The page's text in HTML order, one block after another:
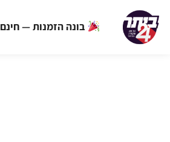
בונה הזמנות — חינם